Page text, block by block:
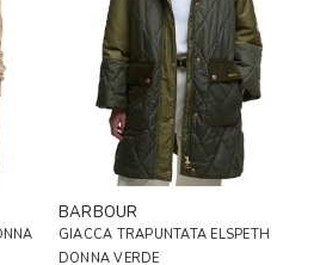
BARBOUR
GIACCA TRAPUNTATA ELSPETH
DONNA VERDE